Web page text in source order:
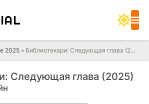
2025 » Библиотекари: Следующая глава (2025)
Следующая глава (2025)